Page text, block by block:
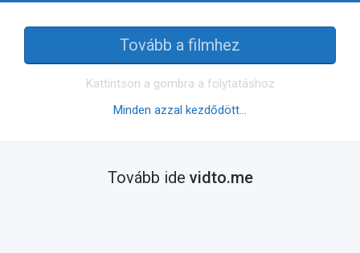
Tovább a filmhez
Kattintson a gombra a folytatáshoz
Minden azzal kezdődött…
Tovább ide vidto.me